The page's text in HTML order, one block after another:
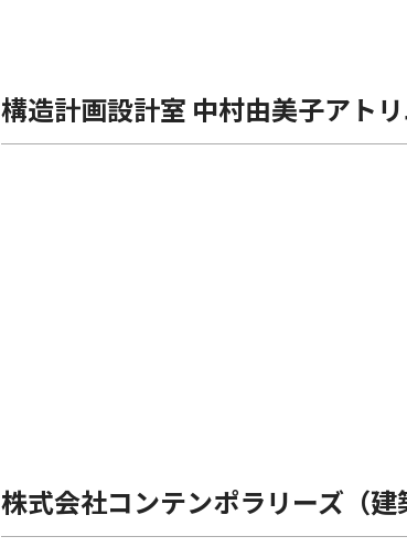
構造計画設計室 中村由美子アト
株式会社コンテンポラリーズ（